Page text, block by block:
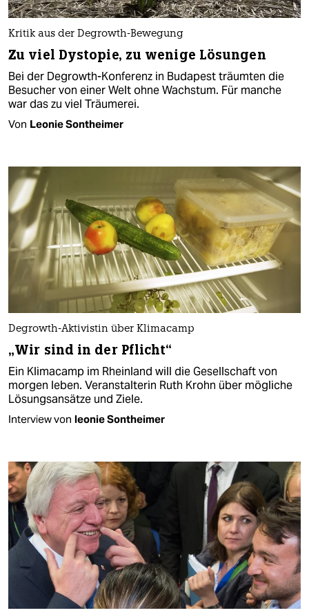
Kritik aus der Degrowth-Bewegung
Zu viel Dystopie, zu wenige Lösungen
Bei der Degrowth-Konferenz in Budapest träumten die
Besucher von einer Welt ohne Wachstum. Für manche
war das zu viel Träumerei.
Von Leonie Sontheimer
Degrowth-Aktivistin über Klimacamp
„Wir sind in der Pflicht“
Ein Klimacamp im Rheinland will die Gesellschaft von
morgen leben. Veranstalterin Ruth Krohn über mögliche
Lösungsansätze und Ziele.
Interview von leonie Sontheimer